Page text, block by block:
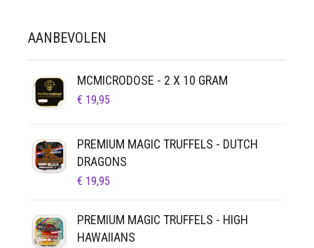
AANBEVOLEN
MCMICRODOSE - 2 X 10 GRAM
€ 19,95
PREMIUM MAGIC TRUFFELS - DUTCH
DRAGONS
€ 19,95
PREMIUM MAGIC TRUFFELS - HIGH
HAWAIIANS